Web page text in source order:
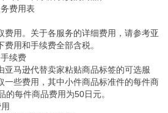
费用表
费用。关于各服务的详细费用，请参考亚
用和手续费全部含税。
续费
亚马逊代替卖家粘贴商品标签的可选服
一些费用，其中小件商品标准件的每件商
每件商品费用为50日元。